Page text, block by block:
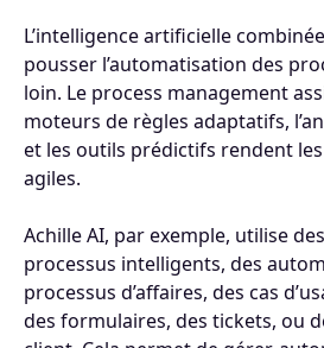
L’intelligence artificielle
pousser l’automatisation des
loin. Le process management
moteurs de règles adaptatifs,
et les outils prédictifs rendent
agiles.
Achille AI, par exemple, utilise
processus intelligents, des
processus d’affaires, des cas
des formulaires, des tickets, ou